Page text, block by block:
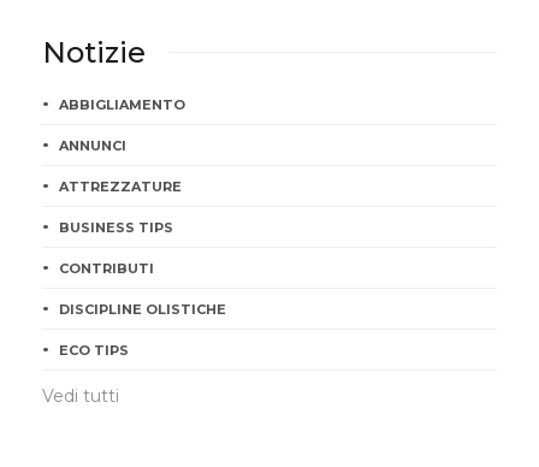
Notizie
ABBIGLIAMENTO
ANNUNCI
ATTREZZATURE
BUSINESS TIPS
CONTRIBUTI
DISCIPLINE OLISTICHE
ECO TIPS